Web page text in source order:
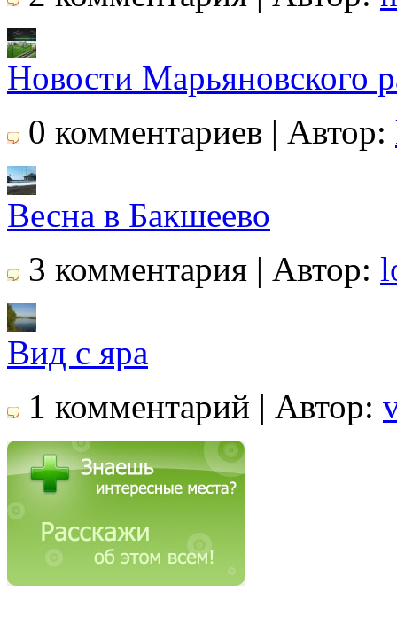
Новости Марьяновского
0 комментариев | Автор:
Весна в Бакшеево
3 комментария | Автор:
Вид с яра
1 комментарий | Автор: